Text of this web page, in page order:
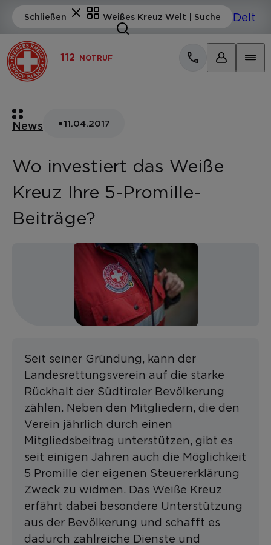
112 NOTRUF
News •11.04.2017
Wo investiert das Weiße
Kreuz Ihre 5-Promille-
Beiträge?
Seit seiner Gründung, kann der
Landesrettungsverein auf die starke
Rückhalt der Südtiroler Bevölkerung
zählen. Neben den Mitgliedern, die den
Verein jährlich durch einen
Mitgliedsbeitrag unterstützen, gibt es
seit einigen Jahren auch die Möglichkeit
5 Promille der eigenen Steuererklärung
Zweck zu widmen. Das Weiße Kreuz
erfährt dabei besondere Unterstützung
aus der Bevölkerung und schafft es
dadurch zahlreiche Dienste und